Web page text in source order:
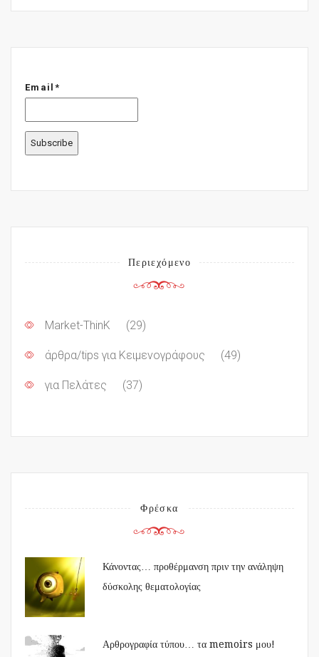
Email*
Περιεχόμενο
Market-ThinK (29)
άρθρα/tips για Κειμενογράφους (49)
για Πελάτες (37)
Φρέσκα
Κάνοντας… προθέρμανση πριν την ανάληψη
δύσκολης θεματολογίας
Αρθρογραφία τύπου… τα memoirs μου!